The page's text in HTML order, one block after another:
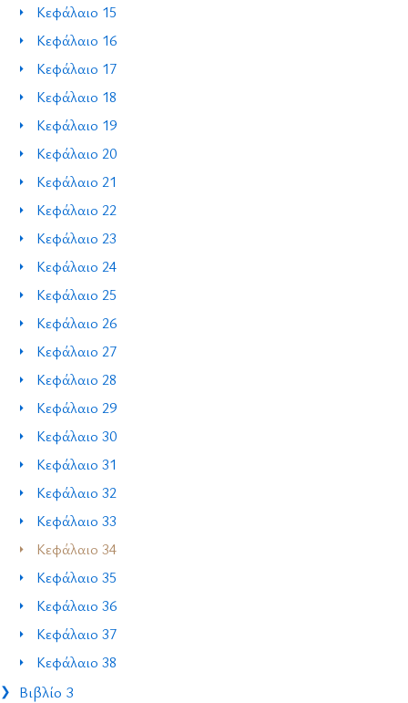
Κεφάλαιο 15
Κεφάλαιο 16
Κεφάλαιο 17
Κεφάλαιο 18
Κεφάλαιο 19
Κεφάλαιο 20
Κεφάλαιο 21
Κεφάλαιο 22
Κεφάλαιο 23
Κεφάλαιο 24
Κεφάλαιο 25
Κεφάλαιο 26
Κεφάλαιο 27
Κεφάλαιο 28
Κεφάλαιο 29
Κεφάλαιο 30
Κεφάλαιο 31
Κεφάλαιο 32
Κεφάλαιο 33
Κεφάλαιο 34
Κεφάλαιο 35
Κεφάλαιο 36
Κεφάλαιο 37
Κεφάλαιο 38
Βιβλίο 3